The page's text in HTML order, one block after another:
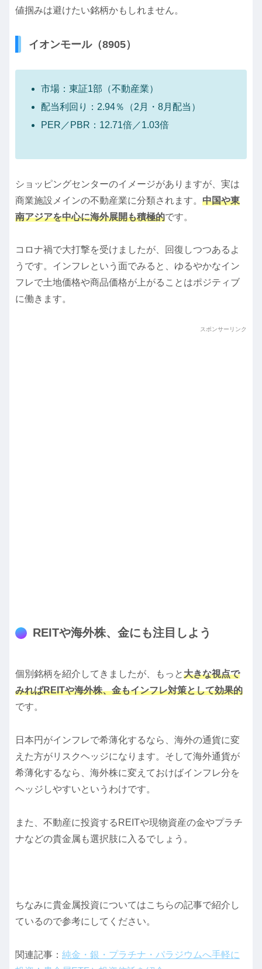
値掴みは避けたい銘柄かもしれません。
イオンモール（8905）
市場：東証1部（不動産業）
配当利回り：2.94％（2月・8月配当）
PER／PBR：12.71倍／1.03倍
ショッピングセンターのイメージがありますが、実は
商業施設メインの不動産業に分類されます。 中国や東
南アジアを中心に海外展開も積極的です。
コロナ禍で大打撃を受けましたが、回復しつつあるよ
うです。インフレという面でみると、ゆるやかなイン
フレで土地価格や商品価格が上がることはポジティブ
に働きます。
スポンサーリンク
REITや海外株、金にも注目しよう
個別銘柄を紹介してきましたが、もっと大きな視点で
みればREITや海外株、金もインフレ対策として効果的
です。
日本円がインフレで希薄化するなら、海外の通貨に変
えた方がリスクヘッジになります。そして海外通貨が
希薄化するなら、海外株に変えておけばインフレ分を
ヘッジしやすいというわけです。
また、不動産に投資するREITや現物資産の金やプラチ
ナなどの貴金属も選択肢に入るでしょう。
ちなみに貴金属投資についてはこちらの記事で紹介し
ているので参考にしてください。
関連記事： 純金・銀・プラチナ・パラジウムへ手軽に